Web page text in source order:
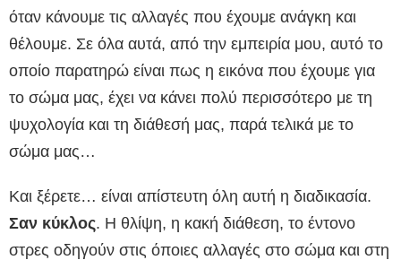
όταν κάνουμε τις αλλαγές που έχουμε ανάγκη και
θέλουμε. Σε όλα αυτά, από την εμπειρία μου, αυτό το
οποίο παρατηρώ είναι πως η εικόνα που έχουμε για
το σώμα μας, έχει να κάνει πολύ περισσότερο με τη
ψυχολογία και τη διάθεσή μας, παρά τελικά με το
σώμα μας…
Και ξέρετε… είναι απίστευτη όλη αυτή η διαδικασία.
Σαν κύκλος. Η θλίψη, η κακή διάθεση, το έντονο
στρες οδηγούν στις όποιες αλλαγές στο σώμα και στη